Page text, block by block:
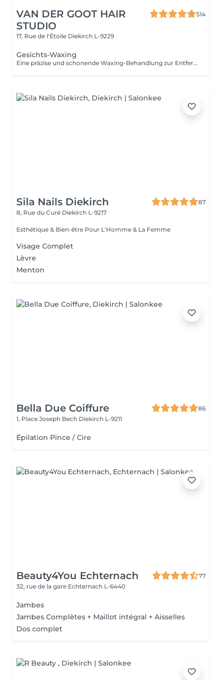
VAN DER GOOT HAIR
STUDIO
514
17, Rue de l'Étoile Diekirch L-9229
Gesichts-Waxing
Eine präzise und schonende Waxing-Behandlung zur Entfernung unerwünschter Gesichtshaare, zum Beispiel an Augenbrauen, Oberlippe, Nase oder Ohren. Die Haut wirkt danach glatt, sauber und gepflegt und Ihre natürlichen Gesichtszüge werden harmonisch betont.
Sila Nails Diekirch
87
8, Rue du Curé Diekirch L-9217
Esthétique & Bien-être Pour L'Homme & La Femme
Visage Complet
Lèvre
Menton
Bella Due Coiffure
86
1, Place Joseph Bech Diekirch L-9211
Épilation Pince / Cire
Beauty4You Echternach
77
32, rue de la gare Echternach L-6440
Jambes
Jambes Complètes + Maillot intégral + Aisselles
Dos complet